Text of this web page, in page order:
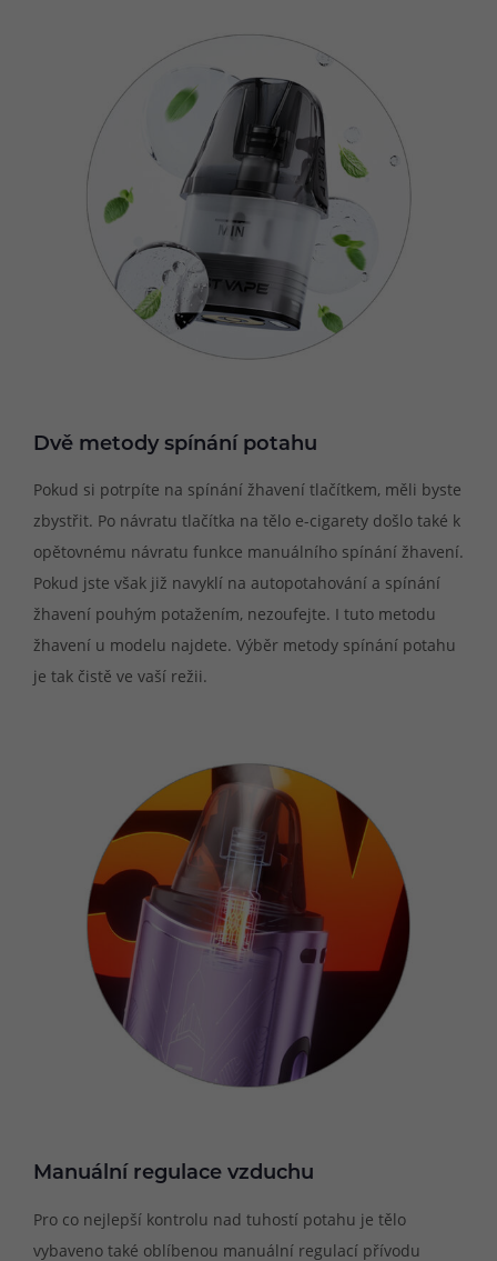
Dvě metody spínání potahu
Pokud si potrpíte na spínání žhavení tlačítkem, měli byste
zbystřit. Po návratu tlačítka na tělo e-cigarety došlo také k
opětovnému návratu funkce manuálního spínání žhavení.
Pokud jste však již navyklí na autopotahování a spínání
žhavení pouhým potažením, nezoufejte. I tuto metodu
žhavení u modelu najdete. Výběr metody spínání potahu
je tak čistě ve vaší režii.
Manuální regulace vzduchu
Pro co nejlepší kontrolu nad tuhostí potahu je tělo
vybaveno také oblíbenou manuální regulací přívodu